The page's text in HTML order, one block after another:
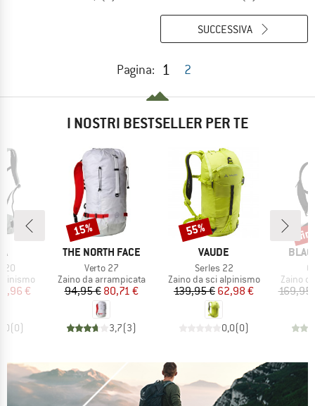
Pagina: 1 2
SUCCESSIVA
I NOSTRI BESTSELLER PER TE
20
ridotto
€
(0)
MARCHIO
THE NORTH FACE
Articolo
Verto 27
Gruppo di prodotti
Zaino da arrampicata
Prezzo
94,95 €Prezzo ridotto
80,71 €
3,7(3)
Sconto
15%
MARCHIO
VAUDE
Articolo
Serles 22
Gruppo di prodotti
Zaino da sci alpinismo
Prezzo
139,95 €Prezzo ridotto
62,98 €
0,0(0)
Sconto
55%
Zaino
169,95